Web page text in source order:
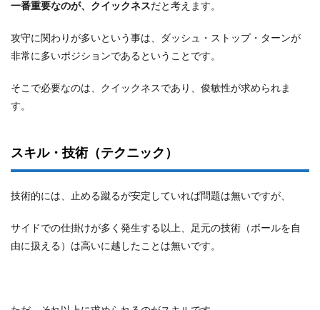
一番重要なのが、クイックネスだと考えます。
攻守に関わりが多いという事は、ダッシュ・ストップ・ターンが
非常に多いポジションであるということです。
そこで必要なのは、クイックネスであり、俊敏性が求められま
す。
スキル・技術（テクニック）
技術的には、止める蹴るが安定していれば問題は無いですが、
サイドでの仕掛けが多く発生する以上、足元の技術（ボールを自
由に扱える）は高いに越したことは無いです。